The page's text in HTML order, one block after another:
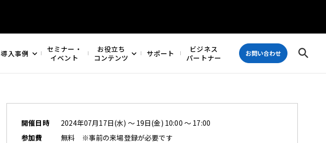
導入事例
セミナー・
イベント
お役立ち
コンテンツ
サポート
ビジネス
パートナー
お問い合わせ
開催日時
2024年07月17日(水) ～ 19日(金) 10:00 ～ 17:00
参加費
無料 ※事前の来場登録が必要です